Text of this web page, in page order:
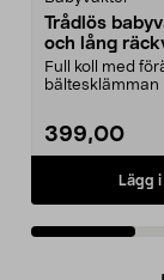
Trådlös
och lång
Full koll med
399,00
Lägg